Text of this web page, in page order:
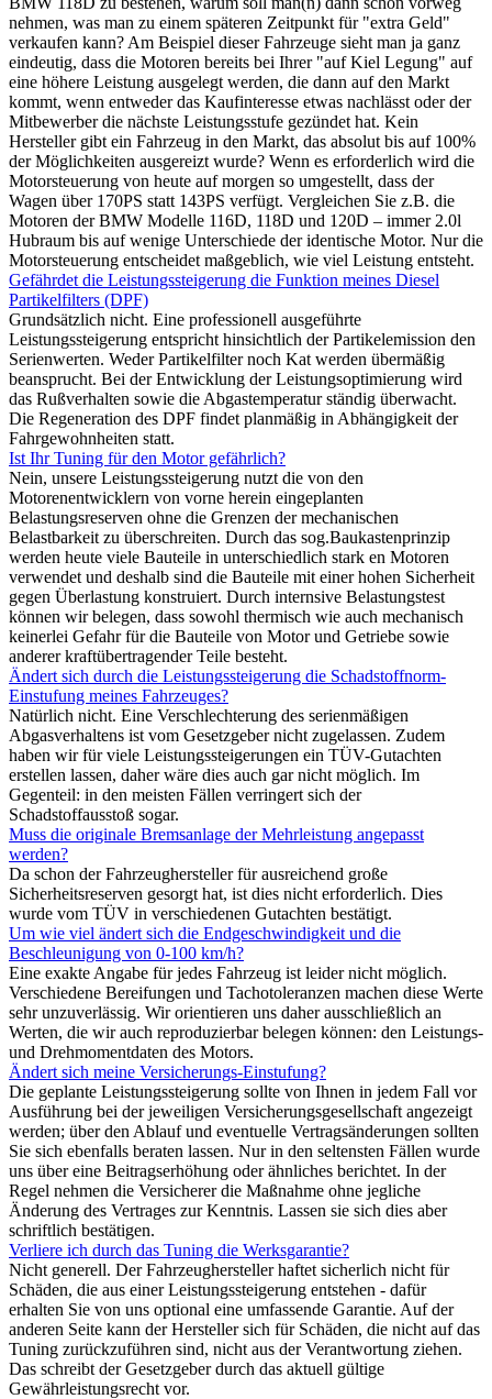
nehmen, was man zu einem späteren Zeitpunkt für "extra Geld"
verkaufen kann? Am Beispiel dieser Fahrzeuge sieht man ja ganz
eindeutig, dass die Motoren bereits bei Ihrer "auf Kiel Legung" auf
eine höhere Leistung ausgelegt werden, die dann auf den Markt
kommt, wenn entweder das Kaufinteresse etwas nachlässt oder der
Mitbewerber die nächste Leistungsstufe gezündet hat. Kein
Hersteller gibt ein Fahrzeug in den Markt, das absolut bis auf 100%
der Möglichkeiten ausgereizt wurde? Wenn es erforderlich wird die
Motorsteuerung von heute auf morgen so umgestellt, dass der
Wagen über 170PS statt 143PS verfügt. Vergleichen Sie z.B. die
Motoren der BMW Modelle 116D, 118D und 120D – immer 2.0l
Hubraum bis auf wenige Unterschiede der identische Motor. Nur die
Motorsteuerung entscheidet maßgeblich, wie viel Leistung entsteht.
Gefährdet die Leistungssteigerung die Funktion meines Diesel
Partikelfilters (DPF)
Grundsätzlich nicht. Eine professionell ausgeführte
Leistungssteigerung entspricht hinsichtlich der Partikelemission den
Serienwerten. Weder Partikelfilter noch Kat werden übermäßig
beansprucht. Bei der Entwicklung der Leistungsoptimierung wird
das Rußverhalten sowie die Abgastemperatur ständig überwacht.
Die Regeneration des DPF findet planmäßig in Abhängigkeit der
Fahrgewohnheiten statt.
Ist Ihr Tuning für den Motor gefährlich?
Nein, unsere Leistungssteigerung nutzt die von den
Motorenentwicklern von vorne herein eingeplanten
Belastungsreserven ohne die Grenzen der mechanischen
Belastbarkeit zu überschreiten. Durch das sog.Baukastenprinzip
werden heute viele Bauteile in unterschiedlich stark en Motoren
verwendet und deshalb sind die Bauteile mit einer hohen Sicherheit
gegen Überlastung konstruiert. Durch internsive Belastungstest
können wir belegen, dass sowohl thermisch wie auch mechanisch
keinerlei Gefahr für die Bauteile von Motor und Getriebe sowie
anderer kraftübertragender Teile besteht.
Ändert sich durch die Leistungssteigerung die Schadstoffnorm-
Einstufung meines Fahrzeuges?
Natürlich nicht. Eine Verschlechterung des serienmäßigen
Abgasverhaltens ist vom Gesetzgeber nicht zugelassen. Zudem
haben wir für viele Leistungssteigerungen ein TÜV-Gutachten
erstellen lassen, daher wäre dies auch gar nicht möglich. Im
Gegenteil: in den meisten Fällen verringert sich der
Schadstoffausstoß sogar.
Muss die originale Bremsanlage der Mehrleistung angepasst
werden?
Da schon der Fahrzeughersteller für ausreichend große
Sicherheitsreserven gesorgt hat, ist dies nicht erforderlich. Dies
wurde vom TÜV in verschiedenen Gutachten bestätigt.
Um wie viel ändert sich die Endgeschwindigkeit und die
Beschleunigung von 0-100 km/h?
Eine exakte Angabe für jedes Fahrzeug ist leider nicht möglich.
Verschiedene Bereifungen und Tachotoleranzen machen diese Werte
sehr unzuverlässig. Wir orientieren uns daher ausschließlich an
Werten, die wir auch reproduzierbar belegen können: den Leistungs-
und Drehmomentdaten des Motors.
Ändert sich meine Versicherungs-Einstufung?
Die geplante Leistungssteigerung sollte von Ihnen in jedem Fall vor
Ausführung bei der jeweiligen Versicherungsgesellschaft angezeigt
werden; über den Ablauf und eventuelle Vertragsänderungen sollten
Sie sich ebenfalls beraten lassen. Nur in den seltensten Fällen wurde
uns über eine Beitragserhöhung oder ähnliches berichtet. In der
Regel nehmen die Versicherer die Maßnahme ohne jegliche
Änderung des Vertrages zur Kenntnis. Lassen sie sich dies aber
schriftlich bestätigen.
Verliere ich durch das Tuning die Werksgarantie?
Nicht generell. Der Fahrzeughersteller haftet sicherlich nicht für
Schäden, die aus einer Leistungssteigerung entstehen - dafür
erhalten Sie von uns optional eine umfassende Garantie. Auf der
anderen Seite kann der Hersteller sich für Schäden, die nicht auf das
Tuning zurückzuführen sind, nicht aus der Verantwortung ziehen.
Das schreibt der Gesetzgeber durch das aktuell gültige
Gewährleistungsrecht vor.